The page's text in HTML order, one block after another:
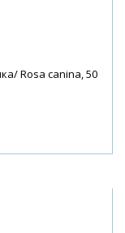
Rosa canina, 50